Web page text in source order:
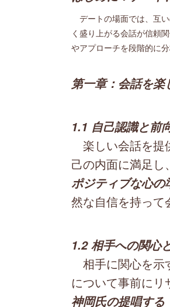
デートの場面では、互
く盛り上がる会話が信頼
やアプローチを段階的に
第一章：会話を楽
1.1 自己認識と前
楽しい会話を提
己の内面に満足し
ポジティブな心の
然な自信を持って
1.2 相手への関心
相手に関心を示
について事前にリ
神岡氏の提唱する